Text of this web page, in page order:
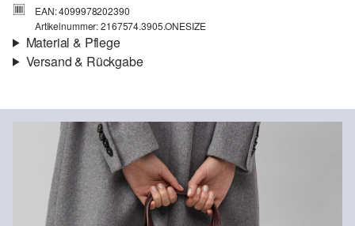
EAN: 4099978202390
Artikelnummer: 2167574.3905.ONESIZE
Material & Pflege
Chlorbleiche nicht möglich
Versand & Rückgabe
Deine Bestellung wird innerhalb von 4–5 Werktagen per SwissPost
versendet. Für eine Standardlieferung betragen die Versandkosten
4,00 CHF
Rückgabe